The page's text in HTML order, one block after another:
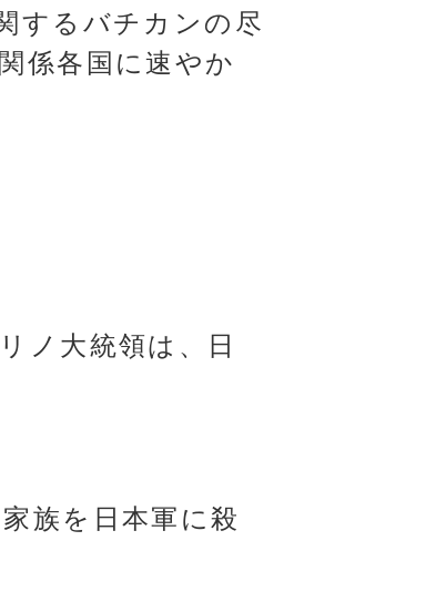
するバチカンの尽
係各国に速やか
ノ大統領は、日
族を日本軍に殺